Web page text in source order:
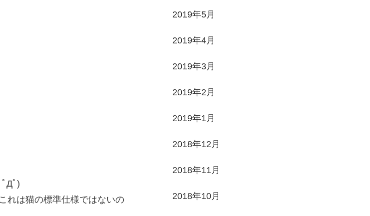
Дﾟ)
れは猫の標準仕様ではないの
2019年5月
2019年4月
2019年3月
2019年2月
2019年1月
2018年12月
2018年11月
2018年10月